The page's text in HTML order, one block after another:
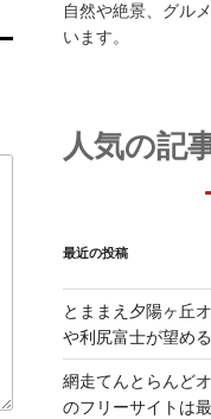
自然や絶景、グル
います。
人気の記
最近の投稿
とままえ夕陽ヶ丘
や利尻富士が望め
網走てんとらんど
のフリーサイトは